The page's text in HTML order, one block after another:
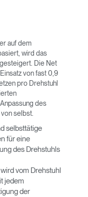
auf dem
wird das
Die Net
von fast 0,9
pro Drehstuhl
des
selbst.
selbsttätige
für eine
des Drehstuhls
vom Drehstuhl
jedem
der